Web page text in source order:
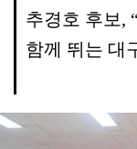
추경호 후보,
함께 뛰는 대